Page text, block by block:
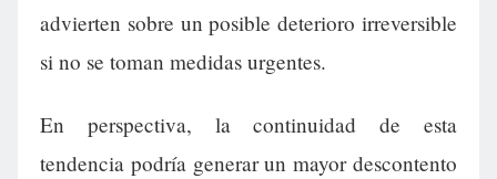
advierten sobre un posible deterioro irreversible
si no se toman medidas urgentes.
En perspectiva, la continuidad de esta
tendencia podría generar un mayor descontento